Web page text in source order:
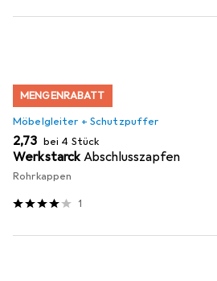
MENGENRABATT
Möbelgleiter + Schutzpuffer
EUR
2,73 bei 4 Stück
WerkstarckAbschlusszapfen
Rohrkappen
1